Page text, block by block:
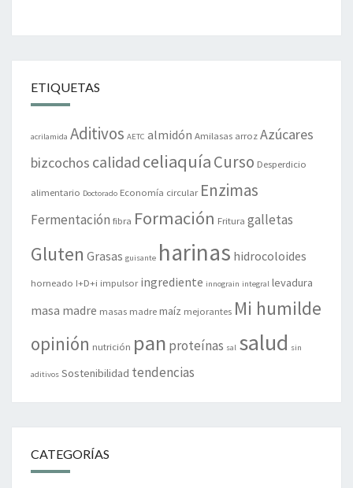
ETIQUETAS
acrilamida Aditivos AETC almidón Amilasas arrozAzúcares
bizcochos calidad celiaquíaCurso Desperdicio
alimentario Doctorado Economía circular Enzimas
Fermentación fibra Formación Fritura galletas
Gluten Grasas guisante harinas hidrocoloides
horneado I+D+i impulsor ingrediente innograin integral levadura
masa madre masas madremaíz mejorantes Mi humilde
opinión nutrición pan proteínas sal salud sin
aditivos Sostenibilidad tendencias
CATEGORÍAS